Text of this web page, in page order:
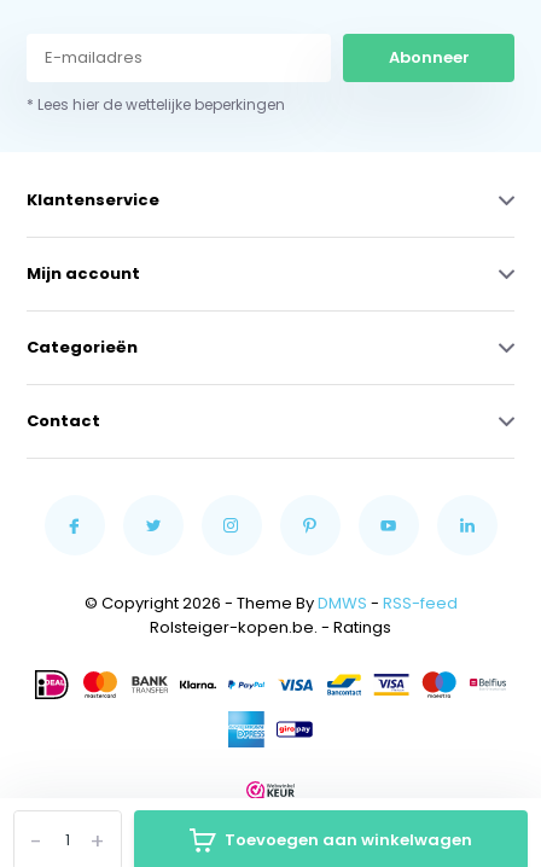
+
- Toevoegen aan winkelwagen
Abonneer
* Lees hier de wettelijke beperkingen
Klantenservice
Mijn account
Categorieën
Contact
© Copyright 2026 - Theme ByDMWS - RSS-feed
Rolsteiger-kopen.be. - Ratings